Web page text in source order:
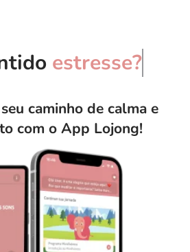
estr
caminho de calma e
com o App Lojong!